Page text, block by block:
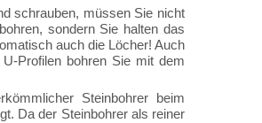
schrauben, müssen Sie nicht
sondern Sie halten das
auch die Löcher! Auch
Profilen bohren Sie mit dem
Steinbohrer beim
Da der Steinbohrer als reiner